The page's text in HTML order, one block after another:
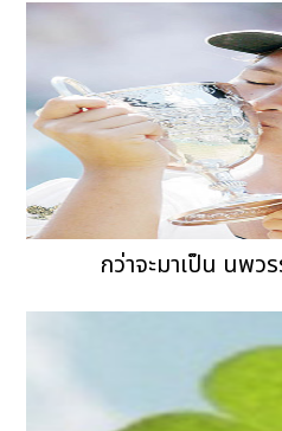
กว่าจะมาเป็น นพ